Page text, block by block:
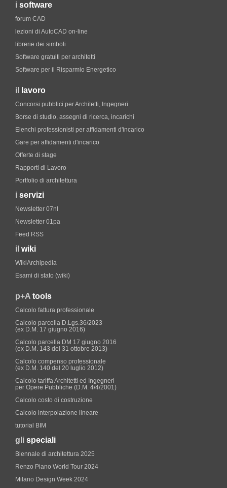
i software
forum CAD
lezioni di AutoCAD on-line
librerie dei simboli
Software gratuiti per architetti
Software per il Risparmio Energetico
il lavoro
Concorsi pubblici per Architetti, Ingegneri
Borse di studio, assegni di ricerca, incarichi
Elenchi professionisti per affidamenti d'incarico
Gare per affidamenti d'incarico
Offerte di stage
Rapporti di Lavoro
Portfolio di architettura
i servizi
Newsletter 07nl
Newsletter 01pa
Feed RSS
il wiki
WikiArchipedia
Esami di stato (wiki)
p+A tools
Calcolo fattura professionale
Calcolo parcella D.Lgs.36/2023
(ex D.M. 17 giugno 2016)
Calcolo parcella DM 17 giugno 2016
(ex D.M. 143 del 31 ottobre 2013)
Calcolo compenso professionale
(ex D.M. 140 del 20 luglio 2012)
Calcolo tariffa Architetti ed Ingegneri
per Opere Pubbliche (D.M. 4/4/2001)
Calcolo costo di costruzione
Calcolo interpolazione lineare
tutorial BIM
gli speciali
Biennale di architettura 2025
Renzo Piano World Tour 2024
Milano Design Week 2024